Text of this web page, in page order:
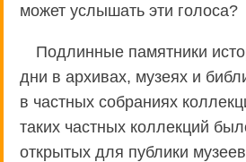
может услышать эти голоса?
Подлинные памятники
дни в архивах, музеях и
в частных собраниях
таких частных коллекций
открытых для публики